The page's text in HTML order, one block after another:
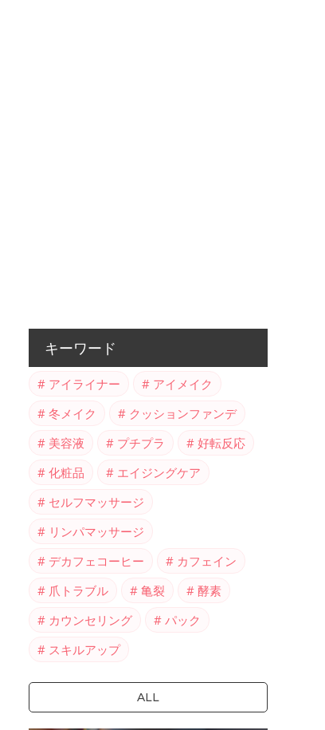
キーワード
アイライナー
アイメイク
冬メイク
クッションファンデ
美容液
プチプラ
好転反応
化粧品
エイジングケア
セルフマッサージ
リンパマッサージ
デカフェコーヒー
カフェイン
爪トラブル
亀裂
酵素
カウンセリング
パック
スキルアップ
ALL